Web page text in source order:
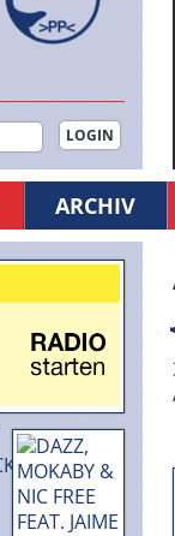
ARCHIV